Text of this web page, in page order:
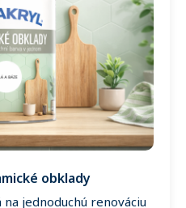
obklady
jednoduchú renováciu